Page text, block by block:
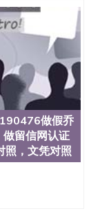
凭认证学
、英国文
加拿大文凭
：
Jose State
Jose State
Jose State
Jose State
Jose State
Jose State
San Jose
Jose State
State
做假乔
留信网认证
照，文凭对照